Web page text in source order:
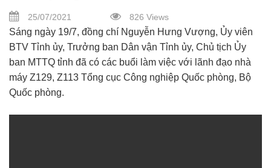
25/07/2021 826 Views
Sáng ngày 19/7, đồng chí Nguyễn Hưng Vượng, Ủy viên
BTV Tỉnh ủy, Trưởng ban Dân vận Tỉnh ủy, Chủ tịch Ủy
ban MTTQ tỉnh đã có các buổi làm việc với lãnh đạo nhà
máy Z129, Z113 Tổng cục Công nghiệp Quốc phòng, Bộ
Quốc phòng.